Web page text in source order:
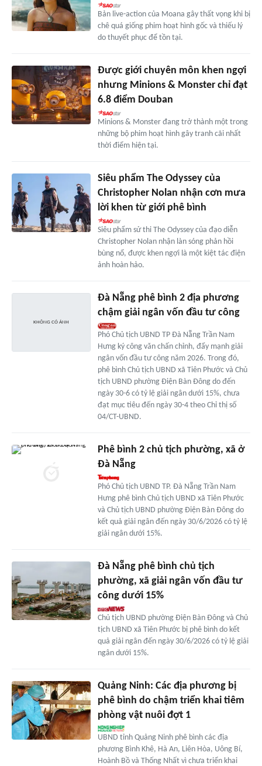
Bản live-action của Moana gây thất vọng khi bị
chê quá giống phim hoạt hình gốc và thiếu lý
do thuyết phục để tồn tại.
Được giới chuyên môn khen ngợi
nhưng Minions & Monster chỉ đạt
6.8 điểm Douban
Minions & Monster đang trở thành một trong
những bộ phim hoạt hình gây tranh cãi nhất
thời điểm hiện tại.
Siêu phẩm The Odyssey của
Christopher Nolan nhận cơn mưa
lời khen từ giới phê bình
Siêu phẩm sử thi The Odyssey của đạo diễn
Christopher Nolan nhận làn sóng phản hồi
bùng nổ, được khen ngợi là một kiệt tác điện
ảnh hoàn hảo.
Đà Nẵng phê bình 2 địa phương
chậm giải ngân vốn đầu tư công
Phó Chủ tịch UBND TP Đà Nẵng Trần Nam
Hưng ký công văn chấn chỉnh, đẩy mạnh giải
ngân vốn đầu tư công năm 2026. Trong đó,
phê bình Chủ tịch UBND xã Tiên Phước và Chủ
tịch UBND phường Điện Bàn Đông do đến
ngày 30-6 có tỷ lệ giải ngân dưới 15%, chưa
đạt mục tiêu đến ngày 30-4 theo Chỉ thị số
04/CT-UBND.
Phê bình 2 chủ tịch phường, xã ở
Đà Nẵng
Phó Chủ tịch UBND TP. Đà Nẵng Trần Nam
Hưng phê bình Chủ tịch UBND xã Tiên Phước
và Chủ tịch UBND phường Điện Bàn Đông do
kết quả giải ngân đến ngày 30/6/2026 có tỷ lệ
giải ngân dưới 15%.
Đà Nẵng phê bình chủ tịch
phường, xã giải ngân vốn đầu tư
công dưới 15%
Chủ tịch UBND phường Điện Bàn Đông và Chủ
tịch UBND xã Tiên Phước bị phê bình do kết
quả giải ngân đến ngày 30/6/2026 có tỷ lệ giải
ngân dưới 15%.
Quảng Ninh: Các địa phương bị
phê bình do chậm triển khai tiêm
phòng vật nuôi đợt 1
UBND tỉnh Quảng Ninh phê bình các địa
phương Bình Khê, Hà An, Liên Hòa, Uông Bí,
Hoành Bồ và Thống Nhất vì chưa triển khai